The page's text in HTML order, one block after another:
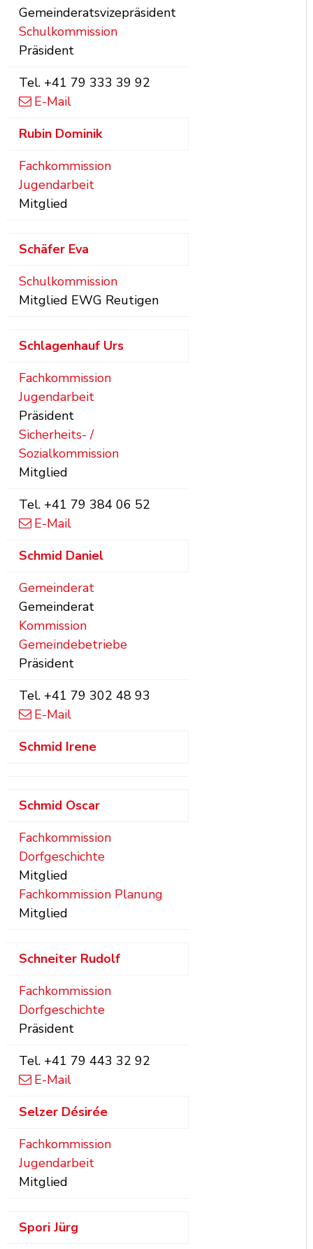
Gemeinderatsvizepräsident
Schulkommission
Präsident
Tel. +41 79 333 39 92
E-Mail
Rubin Dominik
Fachkommission
Jugendarbeit
Mitglied
Schäfer Eva
Schulkommission
Mitglied EWG Reutigen
Schlagenhauf Urs
Fachkommission
Jugendarbeit
Präsident
Sicherheits- /
Sozialkommission
Mitglied
Tel. +41 79 384 06 52
E-Mail
Schmid Daniel
Gemeinderat
Gemeinderat
Kommission
Gemeindebetriebe
Präsident
Tel. +41 79 302 48 93
E-Mail
Schmid Irene
Schmid Oscar
Fachkommission
Dorfgeschichte
Mitglied
Fachkommission Planung
Mitglied
Schneiter Rudolf
Fachkommission
Dorfgeschichte
Präsident
Tel. +41 79 443 32 92
E-Mail
Selzer Désirée
Fachkommission
Jugendarbeit
Mitglied
Spori Jürg